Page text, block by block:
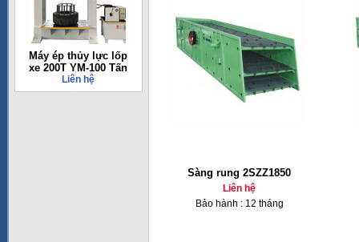
Máy ép thủy lực lốp
xe 200T YM-100 Tấn
Liên hệ
Sàng rung 2SZZ1850
Liên hệ
Bảo hành : 12 tháng